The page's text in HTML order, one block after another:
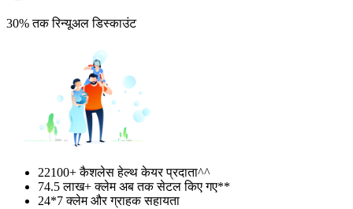
30% तक रिन्यूअल डिस्काउंट
22100+ कैशलेस हेल्थ केयर प्रदाता^^
74.5 लाख+ क्लेम अब तक सेटल किए गए**
24*7 क्लेम और ग्राहक सहायता